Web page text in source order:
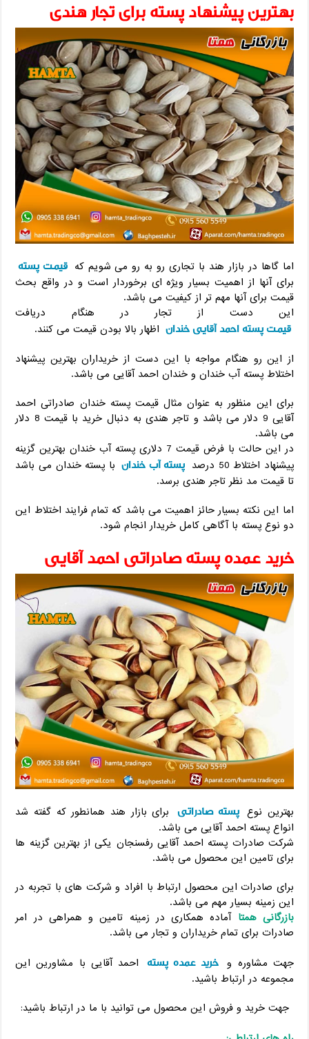
بهترین پیشنهاد پسته برای تجار هندی
اما گاها در بازار هند با تجاری رو به رو می شویم که قیمت پسته
برای آنها از اهمیت بسیار ویژه ای برخوردار است و در واقع بحث
قیمت برای آنها مهم تر از کیفیت می باشد.
این دست از تجار در هنگام دریافت
قیمت پسته احمد آقایی خندان اظهار بالا بودن قیمت می کنند.
از این رو هنگام مواجه با این دست از خریداران بهترین پیشنهاد
اختلاط پسته آب خندان و خندان احمد آقایی می باشد.
برای این منظور به عنوان مثال قیمت پسته خندان صادراتی احمد
آقایی 9 دلار می باشد و تاجر هندی به دنبال خرید با قیمت 8 دلار
می باشد.
در این حالت با فرض قیمت 7 دلاری پسته آب خندان بهترین گزینه
پیشنهاد اختلاط 50 درصد
پسته آب خندان با پسته خندان می باشد
تا قیمت مد نظر تاجر هندی برسد.
اما این نکته بسیار حائز اهمیت می باشد که تمام فرایند اختلاط این
دو نوع پسته با آگاهی کامل خریدار انجام شود.
خرید عمده پسته صادراتی احمد آقایی
بهترین نوع پسته صادراتی
برای بازار هند همانطور که گفته شد
انواع پسته احمد آقایی می باشد.
شرکت صادرات پسته احمد آقایی رفسنجان یکی از بهترین گزینه ها
برای تامین این محصول می باشد.
برای صادرات این محصول ارتباط با افراد و شرکت های با تجربه در
این زمینه بسیار مهم می باشد.
بازرگانی همتا آماده همکاری در زمینه تامین و همراهی در امر
صادرات برای تمام خریداران و تجار می باشد.
جهت مشاوره و خرید عمده پسته احمد آقایی با مشاورین این
مجموعه در ارتباط باشید.
جهت خرید و فروش این محصول می توانید با ما در ارتباط باشید: